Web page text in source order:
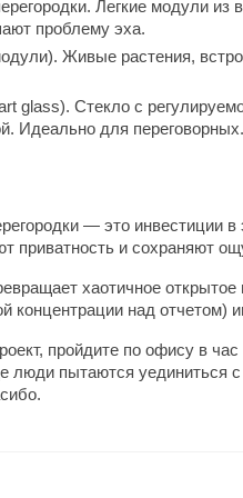
Легкие модули
проблему эха.
Живые растения,
glass). Стекло с
Идеально для переговорных.
— это инвестиции
приватность и сохраняют
хаотичное
концентрации над отчетом)
пройдите по офису в
люди пытаются уединиться